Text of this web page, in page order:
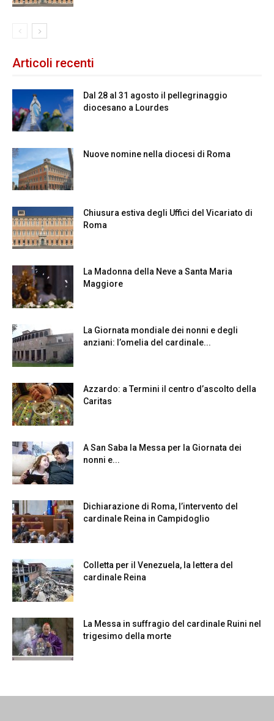
Articoli recenti
Dal 28 al 31 agosto il pellegrinaggio
diocesano a Lourdes
Nuove nomine nella diocesi di Roma
Chiusura estiva degli Uffici del Vicariato di
Roma
La Madonna della Neve a Santa Maria
Maggiore
La Giornata mondiale dei nonni e degli
anziani: l’omelia del cardinale...
Azzardo: a Termini il centro d’ascolto della
Caritas
A San Saba la Messa per la Giornata dei
nonni e...
Dichiarazione di Roma, l’intervento del
cardinale Reina in Campidoglio
Colletta per il Venezuela, la lettera del
cardinale Reina
La Messa in suffragio del cardinale Ruini nel
trigesimo della morte